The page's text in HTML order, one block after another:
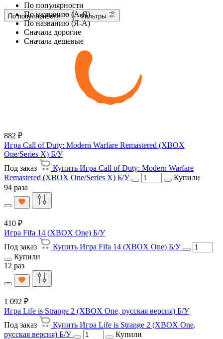
По популярности
По названию (А-Я)
По названию (Я-А)
Сначала дорогие
Сначала дешевые
По популярности Фильтры
882 ₽
Игра Call of Duty: Modern Warfare Remastered (XBOX
One/Series X) Б/У
Под заказ
Купить Игра Call of Duty: Modern Warfare
Remastered (XBOX One/Series X) Б/У
Купили
94 раза
410 ₽
Игра Fifa 14 (XBOX One) Б/У
Под заказ
Купить Игра Fifa 14 (XBOX One) Б/У
Купили
12 раз
1 092 ₽
Игра Life is Strange 2 (XBOX One, русская версия) Б/У
Под заказ
Купить Игра Life is Strange 2 (XBOX One,
русская версия) Б/У
Купили